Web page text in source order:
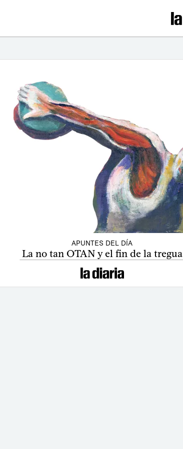
APUNTES DEL DÍA
La no tan OTAN y el fin de la tregua